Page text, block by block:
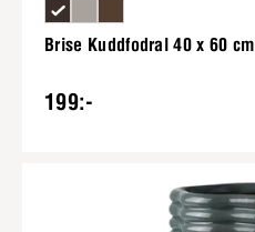
Brise Kuddfodral 40 x 60 cm
199:-